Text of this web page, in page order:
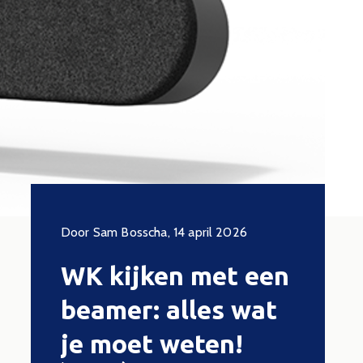
Door Sam Bosscha, 14 april 2026
WK kijken met een
beamer: alles wat
je moet weten!